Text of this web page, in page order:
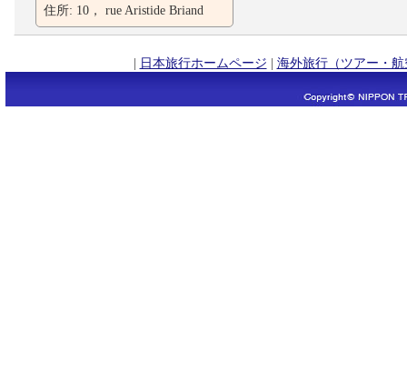
住所: 10， rue Aristide Briand
| 日本旅行ホームページ | 海外旅行（ツアー・航